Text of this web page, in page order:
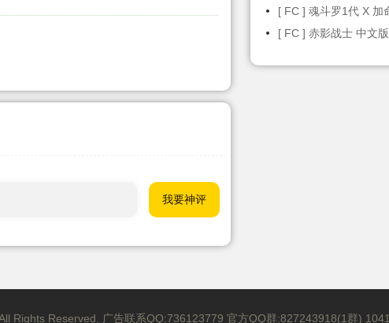
[ FC ] 魂斗罗1代 X 加
[ FC ] 赤影战士 中文版
Rights Reserved. 广告联系QQ:736123779 官方QQ群:827243918(1群)